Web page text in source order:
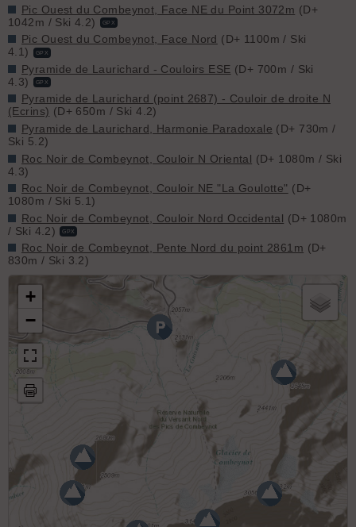
Pic Ouest du Combeynot, Face NE du Point 3072m (D+
1042m / Ski 4.2)
GPX
Pic Ouest du Combeynot, Face Nord (D+ 1100m / Ski
4.1)
GPX
Pyramide de Laurichard - Couloirs ESE (D+ 700m / Ski
4.3)
GPX
Pyramide de Laurichard (point 2687) - Couloir de droite N
(Ecrins) (D+ 650m / Ski 4.2)
Pyramide de Laurichard, Harmonie Paradoxale (D+ 730m /
Ski 5.2)
Roc Noir de Combeynot, Couloir N Oriental (D+ 1080m / Ski
4.3)
Roc Noir de Combeynot, Couloir NE "La Goulotte" (D+
1080m / Ski 5.1)
Roc Noir de Combeynot, Couloir Nord Occidental (D+ 1080m
/ Ski 4.2)
GPX
Roc Noir de Combeynot, Pente Nord du point 2861m (D+
830m / Ski 3.2)
+
−